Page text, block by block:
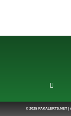
© 2025 PAKALERTS.NET|